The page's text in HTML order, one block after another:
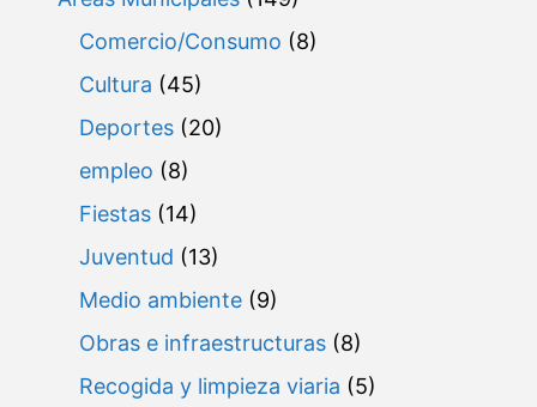
Comercio/Consumo (8)
Cultura (45)
Deportes (20)
empleo (8)
Fiestas (14)
Juventud (13)
Medio ambiente (9)
Obras e infraestructuras (8)
Recogida y limpieza viaria (5)